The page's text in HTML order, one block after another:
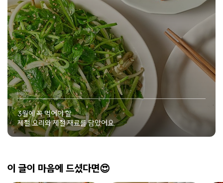
3월에 꼭 먹어야 할
제철 요리와 제철 재료를 담았어요.
이 글이 마음에 드셨다면😍